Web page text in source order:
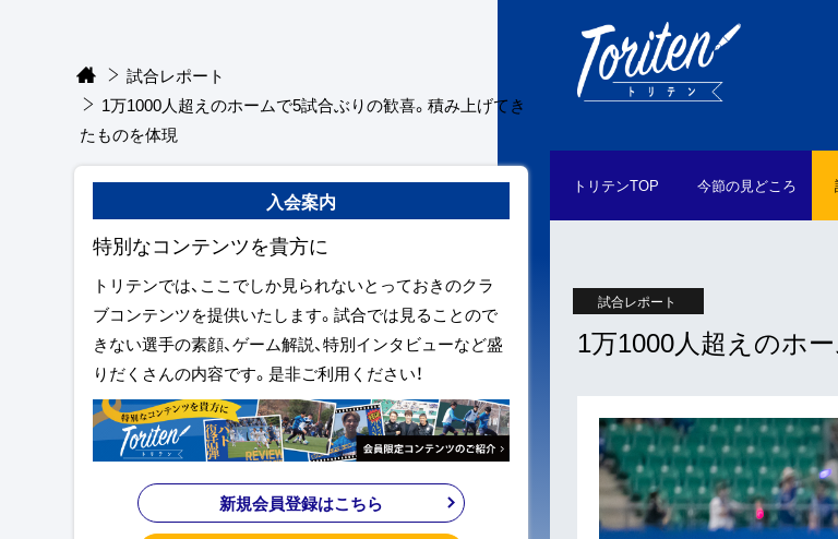
トリテンTOP 今節の見どころ
試合レポート
1万1000人超えのホ
試合レポート
1万1000人超えのホームで5試合ぶりの歓喜。積み上げてき
たものを体現
入会案内
特別なコンテンツを貴方に
トリテンでは、ここでしか見られないとっておきのクラ
ブコンテンツを提供いたします。試合では見ることので
きない選手の素顔、ゲーム解説、特別インタビューなど盛
りだくさんの内容です。是非ご利用ください！
新規会員登録はこちら